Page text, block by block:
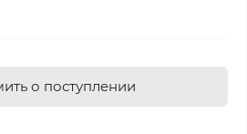
о поступлении